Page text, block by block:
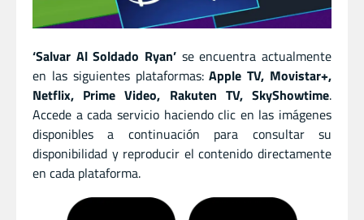
‘Salvar Al Soldado Ryan’ se encuentra actualmente
en las siguientes plataformas:Apple TV, Movistar+,
Netflix, Prime Video, Rakuten TV, SkyShowtime.
Accede a cada servicio haciendo clic en las imágenes
disponibles a continuación para consultar su
disponibilidad y reproducir el contenido directamente
en cada plataforma.